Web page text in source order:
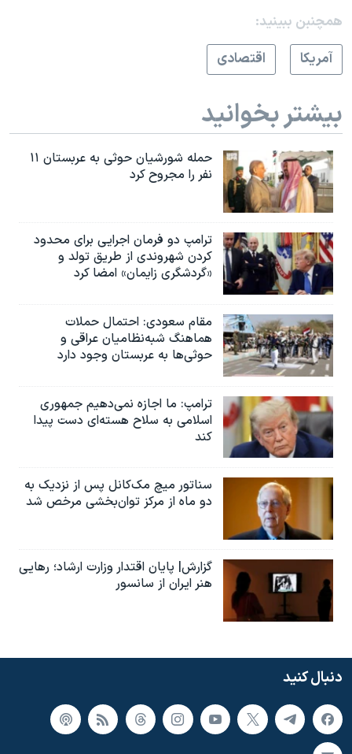
همچنبن ببینید:
آمريکا
اقتصادی
بیشتر بخوانید
حمله شورشیان حوثی به عربستان ۱۱
نفر را مجروح کرد
ترامپ دو فرمان اجرایی برای محدود
کردن شهروندی از طریق تولد و
«گردشگری زایمان» امضا کرد
مقام سعودی: احتمال حملات
هماهنگ شبه‌نظامیان عراقی و
حوثی‌ها به عربستان وجود دارد
ترامپ: ما اجازه نمی‌دهیم جمهوری
اسلامی به سلاح هسته‌ای دست پیدا
کند
سناتور میچ مک‌کانل پس از نزدیک به
دو ماه از مرکز توان‌بخشی مرخص شد
گزارش| پایان اقتدار وزارت ارشاد؛ رهایی
هنر ایران از سانسور
دنبال کنید